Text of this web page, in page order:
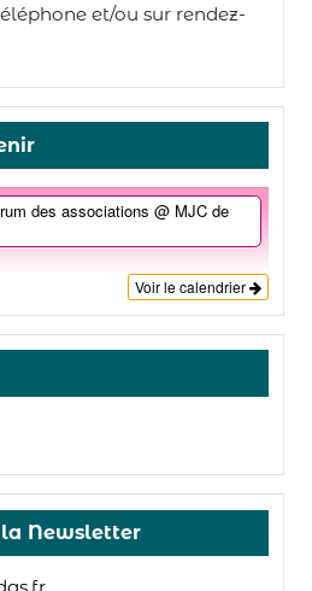
et/ou sur rendez-
des associations @ MJC de
Voir le calendrier
la Newsletter